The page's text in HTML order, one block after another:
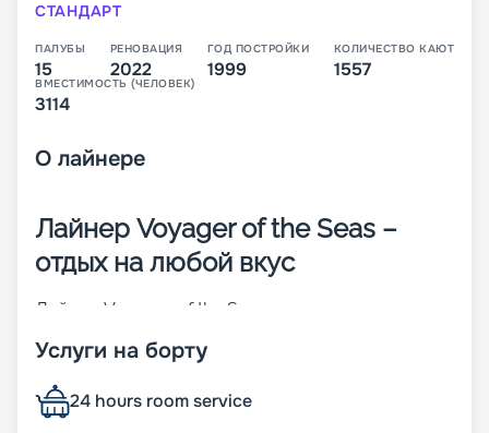
СТАНДАРТ
ПАЛУБЫ
15
РЕНОВАЦИЯ
2022
ГОД ПОСТРОЙКИ
1999
КОЛИЧЕСТВО КАЮТ
1557
ВМЕСТИМОСТЬ (ЧЕЛОВЕК)
3114
О лайнере
Лайнер Voyager of the Seas –
отдых на любой вкус
Лайнер Voyager of the Seas – родоначальник
году в Финляндии. На момент спуска на воду он
нем впервые появился крытый куполом
променад протяженностью 3/4 длины судна.
Услуги на борту
24 hours room service